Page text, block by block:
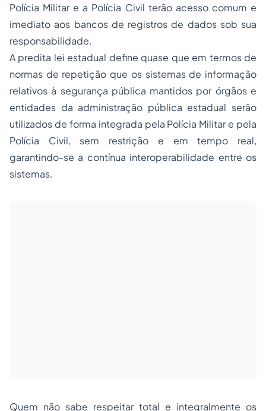
Polícia Militar e a Polícia Civil terão acesso comum e
imediato aos bancos de registros de dados sob sua
responsabilidade.
A predita lei estadual define quase que em termos de
normas de repetição que os sistemas de informação
relativos à segurança pública mantidos por órgãos e
entidades da administração pública estadual serão
utilizados de forma integrada pela Polícia Militar e pela
Polícia Civil, sem restrição e em tempo real,
garantindo-se a contínua interoperabilidade entre os
sistemas.
Quem não sabe respeitar total e integralmente os